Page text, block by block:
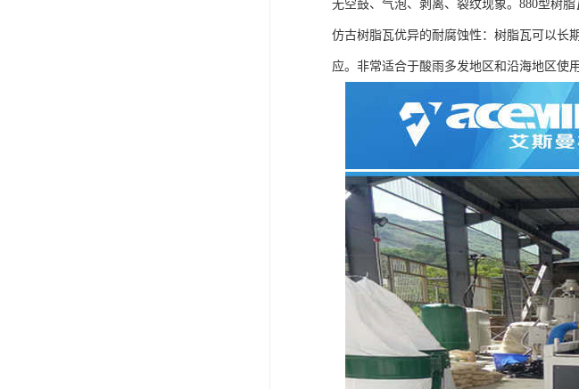
无空鼓、气泡、剥离、裂纹现象。880型树
仿古树脂瓦优异的耐腐蚀性：树脂瓦可以长
应。非常适合于酸雨多发地区和沿海地区使